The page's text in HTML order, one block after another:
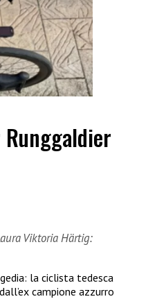
Viktoria Härtig:
la ciclista tedesca
campione azzurro